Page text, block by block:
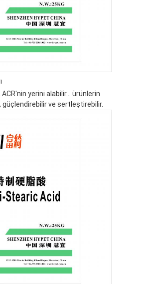
yerini alabilir... ürünlerin
güçlendirebilir ve sertleştirebilir.